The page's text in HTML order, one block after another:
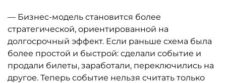
— Бизнес-модель становится более
стратегической, ориентированной на
долгосрочный эффект. Если раньше схема была
более простой и быстрой: сделали событие и
продали билеты, заработали, переключились на
другое. Теперь событие нельзя считать только